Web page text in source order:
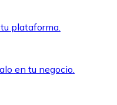
plataforma.
en tu negocio.